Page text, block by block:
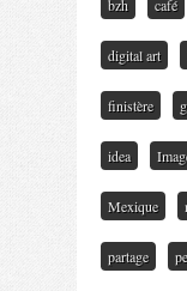
bzh café
digital art
finistère
idea
Mexique
partage